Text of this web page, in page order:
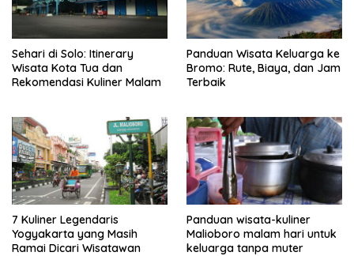
Sehari di Solo: Itinerary
Wisata Kota Tua dan
Rekomendasi Kuliner Malam
Panduan Wisata Keluarga ke
Bromo: Rute, Biaya, dan Jam
Terbaik
7 Kuliner Legendaris
Yogyakarta yang Masih
Ramai Dicari Wisatawan
Panduan wisata-kuliner
Malioboro malam hari untuk
keluarga tanpa muter